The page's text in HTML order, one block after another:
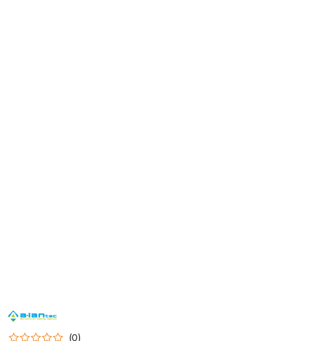
NAZWA
PRODUCENTA:
ALANTEC (0)